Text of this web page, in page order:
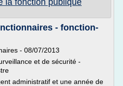
la fonction publique
- fonction-
- 08/07/2013
et de sécurité -
administratif et une année de